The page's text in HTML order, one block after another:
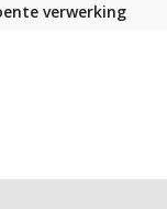
verwerking